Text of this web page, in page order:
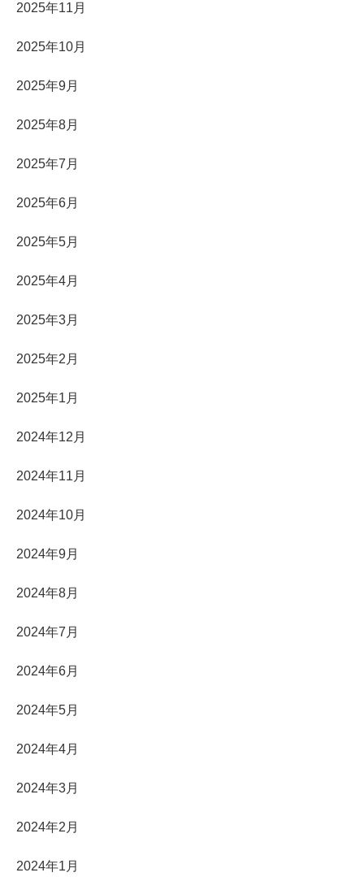
2025年11月
2025年10月
2025年9月
2025年8月
2025年7月
2025年6月
2025年5月
2025年4月
2025年3月
2025年2月
2025年1月
2024年12月
2024年11月
2024年10月
2024年9月
2024年8月
2024年7月
2024年6月
2024年5月
2024年4月
2024年3月
2024年2月
2024年1月